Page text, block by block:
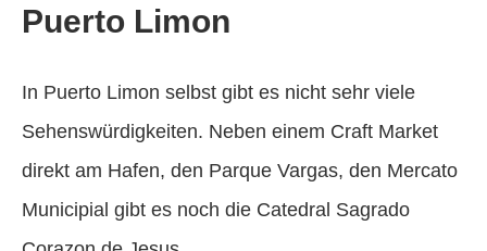
Puerto Limon
In Puerto Limon selbst gibt es nicht sehr viele
Sehenswürdigkeiten. Neben einem Craft Market
direkt am Hafen, den Parque Vargas, den Mercato
Municipial gibt es noch die Catedral Sagrado